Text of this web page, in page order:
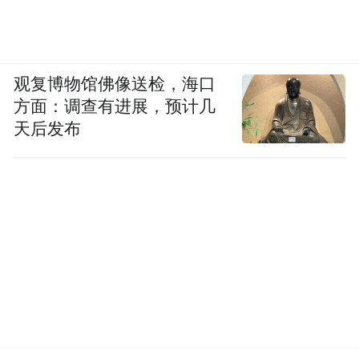
观复博物馆佛像送检，海口
方面：调查有进展，预计几
天后发布